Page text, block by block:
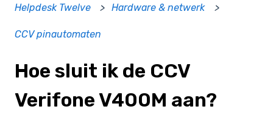
Helpdesk Twelve Hardware & netwerk
CCV pinautomaten
Hoe sluit ik de CCV
Verifone V400M aan?